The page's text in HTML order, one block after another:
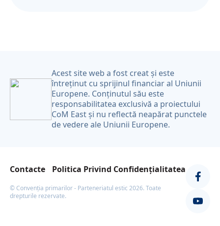
Acest site web a fost creat și este
întreținut cu sprijinul financiar al Uniunii
Europene. Conținutul său este
responsabilitatea exclusivă a proiectului
CoM East și nu reflectă neapărat punctele
de vedere ale Uniunii Europene.
Contacte Politica Privind Confidențialitatea
© Convenția primarilor - Parteneriatul estic 2026. Toate
drepturile rezervate.